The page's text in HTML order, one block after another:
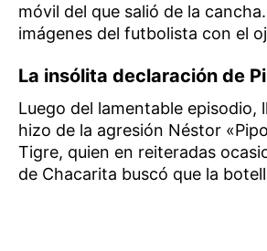
móvil del que salió de la
imágenes del futbolista con el
La insólita declaración de
Luego del lamentable episodio,
hizo de la agresión Néstor
Tigre, quien en reiteradas
de Chacarita buscó que la